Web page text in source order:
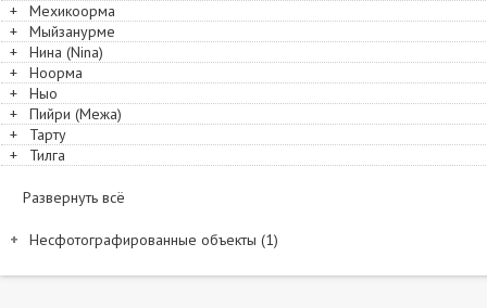
+
Мехикоорма
+
Мыйзанурме
+
Нина (Nina)
+
Ноорма
+
Ныо
+
Пийри (Межа)
+
Тарту
+
Тилга
Развернуть всё
Несфотографированные объекты (1)
Название и расположение